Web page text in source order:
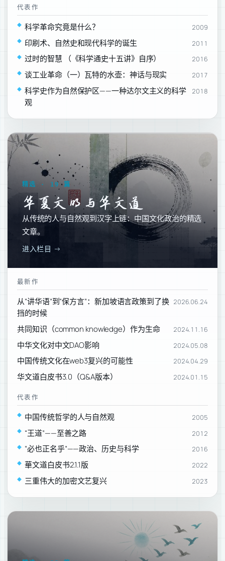
代表作
科学革命究竟是什么？ 2009
印刷术、自然史和现代科学的诞生 2011
过时的智慧 （《科学通史十五讲》自序） 2016
谈工业革命（一）瓦特的水壶：神话与现实 2017
科学史作为自然保护区——一种达尔文主义的科学
观
2018
精选 · 19 篇
华夏文明与华文道
从传统的人与自然观到汉字上链：中国文化政治的精选
文章。
进入栏目 →
最新作
从“讲华语”到“保方言”：新加坡语言政策到了换
挡的时候
2026.06.24
共同知识（common knowledge）作为生命 2024.11.16
中华文化对中文DAO影响 2024.05.08
中国传统文化在web3复兴的可能性 2024.04.29
华文道白皮书3.0（Q&A版本） 2024.01.15
代表作
中国传统哲学的人与自然观 2005
“王道”——至善之路 2012
“必也正名乎”——政治、历史与科学 2016
華文道白皮书2.1.1版 2022
三重伟大的加密文艺复兴 2023